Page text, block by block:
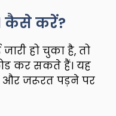
कैसे करें?
हो चुका है, तो
कर सकते हैं। यह
और जरूरत पड़ने पर